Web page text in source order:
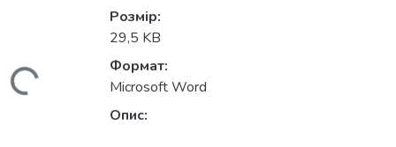
Розмір:
29,5 KB
Формат:
Microsoft Word
Опис: